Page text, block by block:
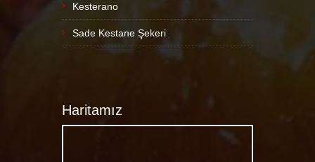
Kesterano
Sade Kestane Şekeri
Haritamız